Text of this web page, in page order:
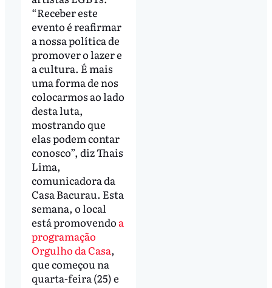
“Receber este
evento é reafirmar
a nossa política de
promover o lazer e
a cultura. É mais
uma forma de nos
colocarmos ao lado
desta luta,
mostrando que
elas podem contar
conosco”, diz Thais
Lima,
comunicadora da
Casa Bacurau. Esta
semana, o local
está promovendo a
programação
Orgulho da Casa,
que começou na
quarta-feira (25) e